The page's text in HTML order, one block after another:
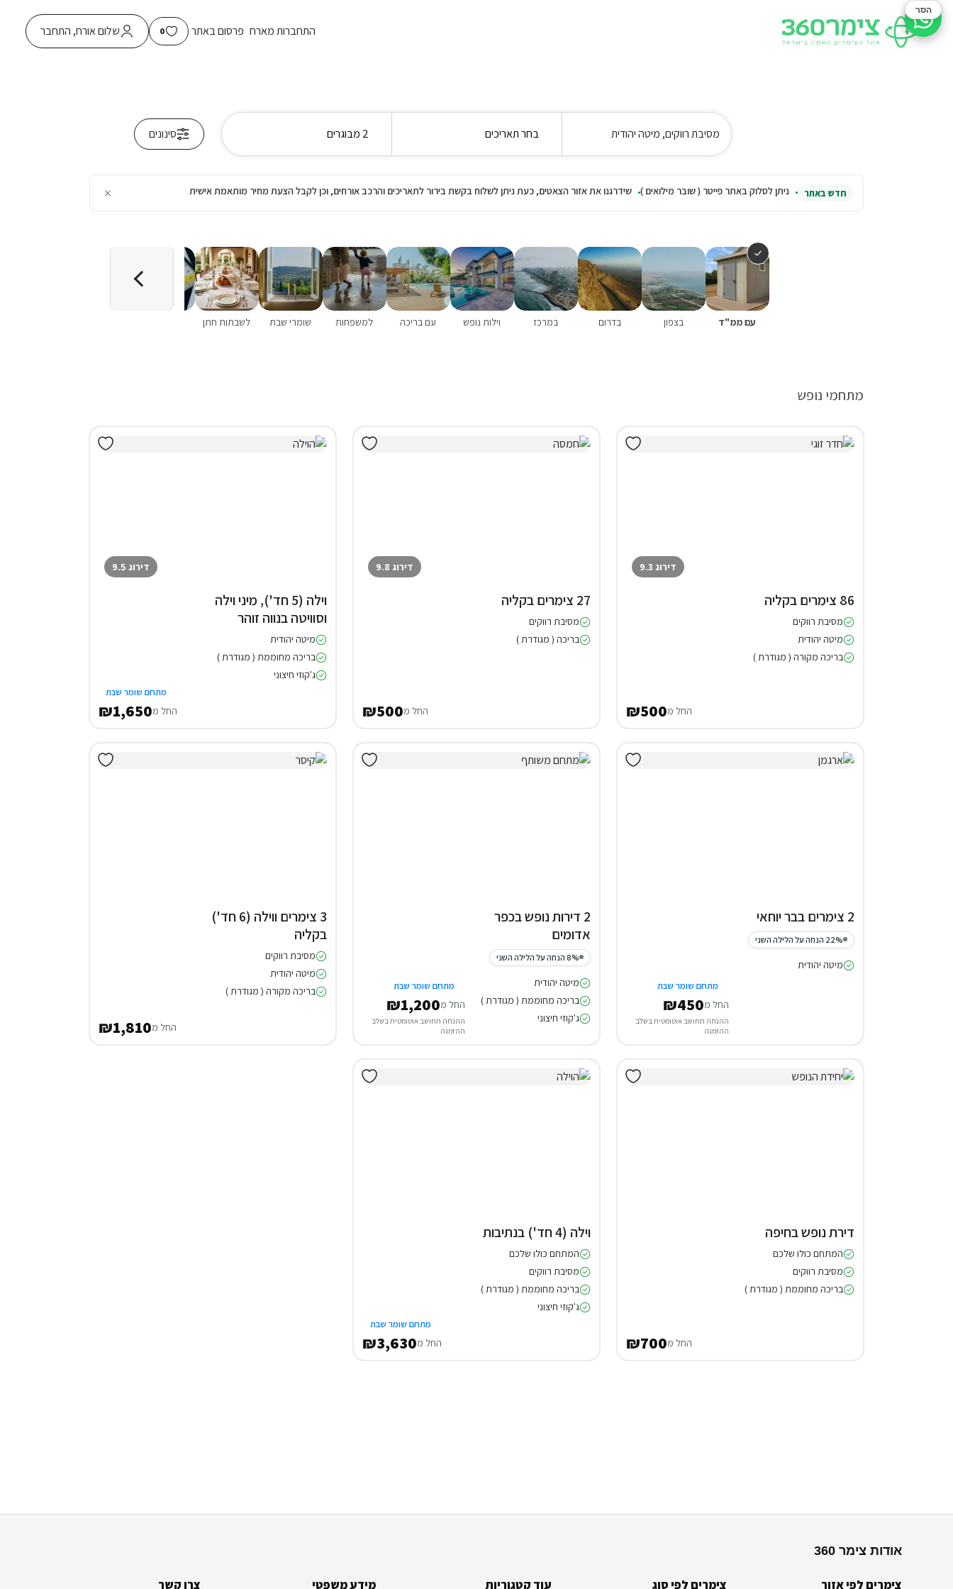
התחברות מארח פרסום באתר 0 שלום אורח, התחבר
מסיבת רווקים, מיטה יהודית בחר תאריכים 2 מבוגרים סינונים
חדש באתר ניתן לסלוק באתר פייטר ( שובר מילואים ) שידרגנו את אזור הצאטים, כעת ניתן לשלוח בקשת בירור לתאריכים והרכב אורחים, וכן לקבל הצעת מחיר מותאמת אישית ×
עם ממ"ד בצפון בדרום במרכז וילות נופש עם בריכה למשפחות שומרי שבת לשבתות חתן
מתחמי נופש
דירוג 9.3
86 צימרים בקליה
מסיבת רווקים
מיטה יהודית
בריכה מקורה ( מגודרת )
החל מ₪500
דירוג 9.8
27 צימרים בקליה
מסיבת רווקים
בריכה ( מגודרת )
החל מ₪500
דירוג 9.5
וילה (5 חד'), מיני וילה
וסוויטה בנווה זוהר
מיטה יהודית
בריכה מחוממת ( מגודרת )
ג'קוזי חיצוני
מתחם שומר שבת
החל מ₪1,650
2 צימרים בבר יוחאי
22% הנחה על הלילה השני
מיטה יהודית
מתחם שומר שבת
החל מ₪450
ההנחה תחושב אוטומטית בשלב
ההזמנה
2 דירות נופש בכפר
אדומים
8% הנחה על הלילה השני
מיטה יהודית
בריכה מחוממת ( מגודרת )
ג'קוזי חיצוני
מתחם שומר שבת
החל מ₪1,200
ההנחה תחושב אוטומטית בשלב
ההזמנה
3 צימרים ווילה (6 חד')
בקליה
מסיבת רווקים
מיטה יהודית
בריכה מקורה ( מגודרת )
החל מ₪1,810
דירת נופש בחיפה
המתחם כולו שלכם
מסיבת רווקים
בריכה מחוממת ( מגודרת )
החל מ₪700
וילה (4 חד') בנתיבות
המתחם כולו שלכם
מסיבת רווקים
בריכה מחוממת ( מגודרת )
ג'קוזי חיצוני
מתחם שומר שבת
החל מ₪3,630
אודות צימר 360
צימרים לפי אזור צימרים לפי סוג עוד קטגוריות מידע משפטי צרו קשר
סיוע בהזמנה
הסר